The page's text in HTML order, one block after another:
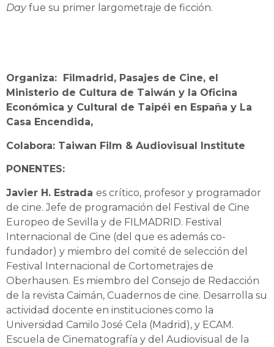
Dayfue su primer largometraje de ficción.
Organiza: Filmadrid, Pasajes de Cine, el
Ministerio de Cultura de Taiwán y la Oficina
Económica y Cultural de Taipéi en España y La
Casa Encendida,
Colabora: Taiwan Film & Audiovisual Institute
PONENTES:
Javier H. Estrada es crítico, profesor y programador
de cine. Jefe de programación del Festival de Cine
Europeo de Sevilla y de FILMADRID. Festival
Internacional de Cine (del que es además co-
fundador) y miembro del comité de selección del
Festival Internacional de Cortometrajes de
Oberhausen. Es miembro del Consejo de Redacción
de la revista Caimán, Cuadernos de cine. Desarrolla su
actividad docente en instituciones como la
Universidad Camilo José Cela (Madrid), y ECAM.
Escuela de Cinematografía y del Audiovisual de la